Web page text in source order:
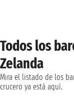
Todos los
Zelanda
Mira el listado de los
crucero ya está aquí.